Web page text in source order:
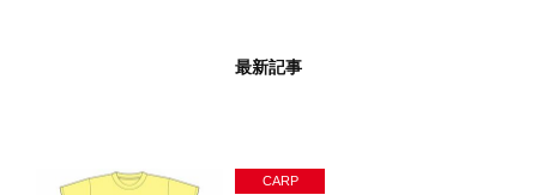
最新記事
CARP